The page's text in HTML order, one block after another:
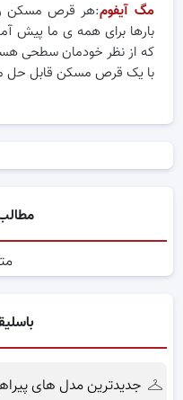
مگ آیفوم:هر قرص مسکن
بارها برای همه ی ما پیش
که از نظر خودمان سطحی
با یک قرص مسکن قابل حل
جدیدترین مدل های